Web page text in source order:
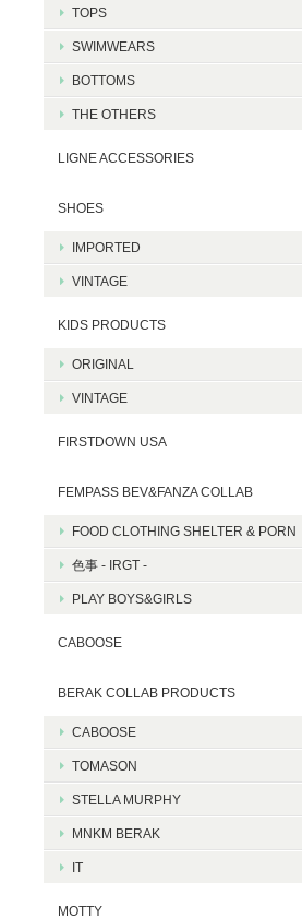
TOPS
SWIMWEARS
BOTTOMS
THE OTHERS
LIGNE ACCESSORIES
SHOES
IMPORTED
VINTAGE
KIDS PRODUCTS
ORIGINAL
VINTAGE
FIRSTDOWN USA
FEMPASS BEV&FANZA COLLAB
FOOD CLOTHING SHELTER & PORN
色事 - IRGT -
PLAY BOYS&GIRLS
CABOOSE
BERAK COLLAB PRODUCTS
CABOOSE
TOMASON
STELLA MURPHY
MNKM BERAK
IT
MOTTY